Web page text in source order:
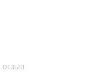
отзыв